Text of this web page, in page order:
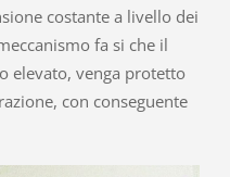
costante a livello dei
fa si che il
elevato, venga protetto
con conseguente